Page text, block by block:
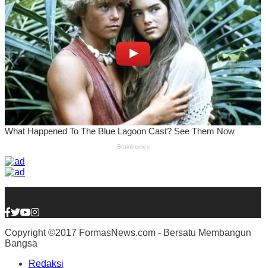
Copyright ©2017 FormasNews.com - Bersatu Membangun
Bangsa
Redaksi